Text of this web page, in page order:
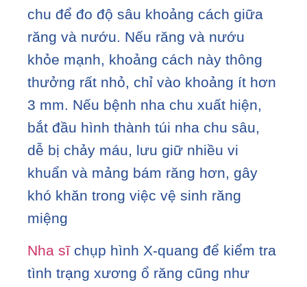
chu để đo độ sâu khoảng cách giữa
răng và nướu. Nếu răng và nướu
khỏe mạnh, khoảng cách này thông
thưởng rất nhỏ, chỉ vào khoảng ít hơn
3 mm. Nếu bệnh nha chu xuất hiện,
bắt đầu hình thành túi nha chu sâu,
dễ bị chảy máu, lưu giữ nhiều vi
khuẩn và mảng bám răng hơn, gây
khó khăn trong việc vệ sinh răng
miệng
Nha sĩchụp hình X-quang để kiểm tra
tình trạng xương ổ răng cũng như